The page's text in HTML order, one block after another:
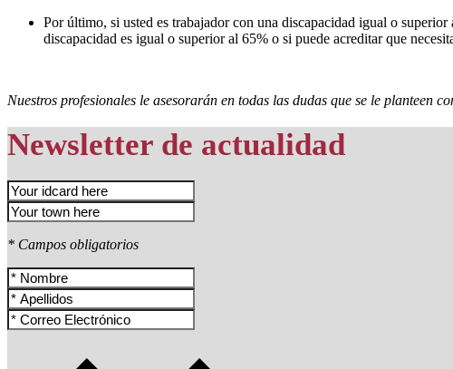
Por último, si usted es trabajador con una discapacidad igual o
discapacidad es igual o superior al 65% o si puede acreditar que
Nuestros profesionales le asesorarán en todas las dudas que se le planteen
Newsletter de actualidad
* Campos obligatorios